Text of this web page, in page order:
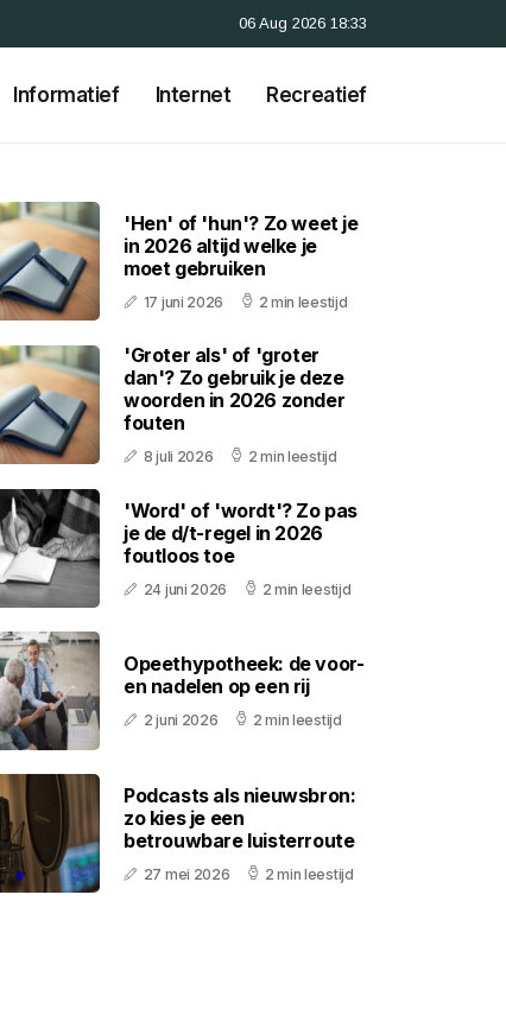
06 Aug 2026 18:33
Informatief Internet Recreatief
'Hen' of 'hun'? Zo weet je
in 2026 altijd welke je
moet gebruiken
17 juni 2026 2 min leestijd
'Groter als' of 'groter
dan'? Zo gebruik je deze
woorden in 2026 zonder
fouten
8 juli 2026 2 min leestijd
'Word' of 'wordt'? Zo pas
je de d/t-regel in 2026
foutloos toe
24 juni 2026 2 min leestijd
Opeethypotheek: de voor-
en nadelen op een rij
2 juni 2026 2 min leestijd
Podcasts als nieuwsbron:
zo kies je een
betrouwbare luisterroute
27 mei 2026 2 min leestijd